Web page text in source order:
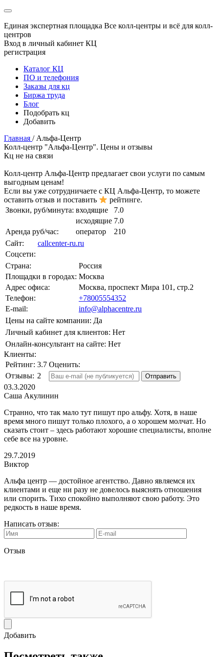
Единая экспертная площадка Все колл-центры и всё для колл-
центров
Вход в личный кабинет КЦ
регистрация
Каталог КЦ
ПО и телефония
Заказы для кц
Биржа труда
Блог
Подобрать кц
Добавить
Главная / Альфа-Центр
Колл-центр "Альфа-Центр". Цены и отзывы
Кц не на связи
Колл-центр Альфа-Центр предлагает свои услуги по самым
выгодным ценам!
Если вы уже сотрудничаете с КЦ Альфа-Центр, то можете
оставить отзыв и поставить
рейтинге.
Звонки, руб/минута: входящие
7.0
исходящие 7.0
Аренда руб/час:
оператор
210
Сайт:
callcenter-ru.ru
Соцсети:
Страна:
Россия
Площадки в городах: Москва
Адрес офиса:
Москва, проспект Мира 101, стр.2
Телефон:
+78005554352
E-mail:
info@alphacentre.ru
Цены на сайте компании: Да
Личный кабинет для клиентов: Нет
Онлайн-консультант на сайте: Нет
Клиенты:
Рейтинг: 3.7 Оценить:
Отзывы: 2
03.3.2020
Саша Акулинин
Странно, что так мало тут пишут про альфу. Хотя, в наше
время много пишут только плохого, а о хорошем молчат. Но
сказать стоит – здесь работают хорошие специалисты, вполне
себе все на уровне.
29.7.2019
Виктор
Альфа центр — достойное агентство. Давно являемся их
клиентами и еще ни разу не довелось выяснять отношения
или спорить. Тихо спокойно выполняют свою работу. Это
редкость в наше время.
Написать отзыв:
Отзыв
Добавить